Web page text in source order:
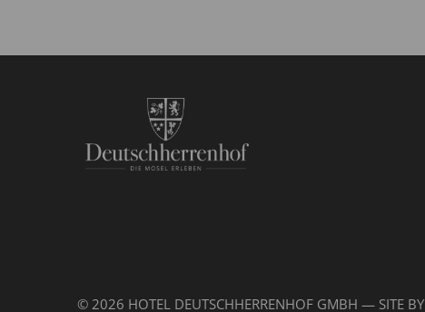
© 2026 HOTEL DEUTSCHHERRENHOF GMBH — SITE BY